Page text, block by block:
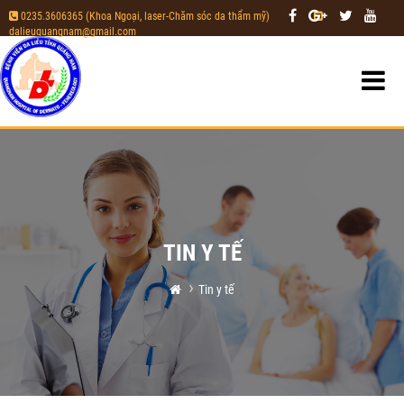
0235.3606365 (Khoa Ngoại, laser-Chăm sóc da thẩm mỹ)
|
dalieuquangnam@gmail.com
TIN Y TẾ
Tin y tế